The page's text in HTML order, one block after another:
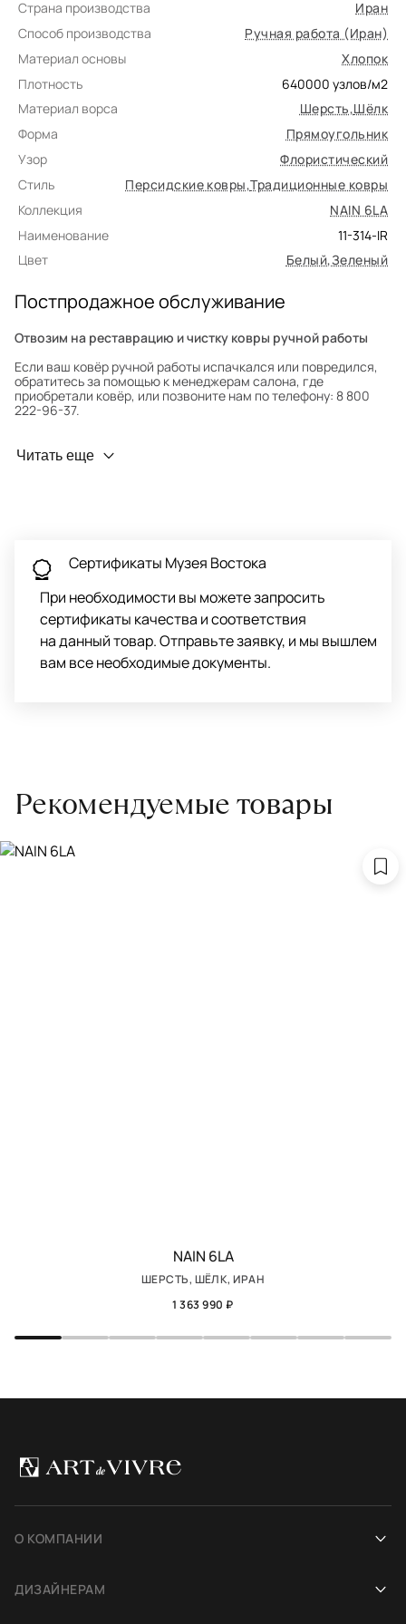
Страна производства
Иран
Способ производства
Ручная работа (Иран)
Материал основы
Хлопок
Плотность
640000 узлов/м2
Материал ворса
Шерсть,Шёлк
Форма
Прямоугольник
Узор
Флористический
Стиль
Персидские ковры,Традиционные ковры
Коллекция
NAIN 6LA
Наименование
11-314-IR
Цвет
Белый,Зеленый
Постпродажное обслуживание
Отвозим на реставрацию и чистку ковры ручной работы
Если ваш ковёр ручной работы испачкался или повредился,
обратитесь за помощью к менеджерам салона, где
приобретали ковёр, или позвоните нам по телефону: 8 800
222-96-37.
Профилактика износа
Обратитесь в салон, где приобретали ковёр, договоритесь о
заборе ковра экспертом либо привозите его в салон.
Читать еще
Сертификаты Музея Востока
При необходимости вы можете запросить
сертификаты качества и соответствия
на данный товар. Отправьте заявку, и мы вышлем
вам все необходимые документы.
Рекомендуемые товары
NAIN 6LA
ШЕРСТЬ, ШЁЛК, ИРАН
1 363 990 ₽
О КОМПАНИИ
ДИЗАЙНЕРАМ